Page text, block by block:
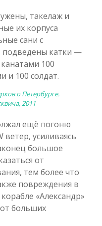
такелаж и
их корпуса
сани с
подведены катки —
100
и 100 солдат.
о Петербурге.
2011
ещё погоню
усиливаясь
большое
от
тем более что
повреждения в
«Александр»
от больших